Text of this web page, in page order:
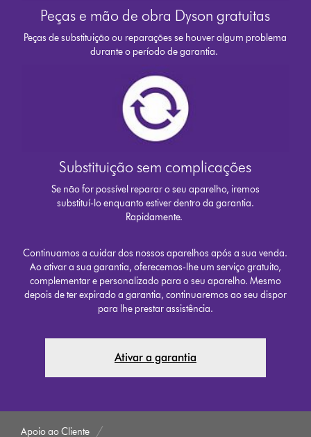
Peças e mão de obra Dyson gratuitas
Peças de substituição ou reparações se houver algum problema
durante o período de garantia.
Substituição sem complicações
Se não for possível reparar o seu aparelho, iremos
substituí-lo enquanto estiver dentro da garantia.
Rapidamente.
Continuamos a cuidar dos nossos aparelhos após a sua venda.
Ao ativar a sua garantia, oferecemos-lhe um serviço gratuito,
complementar e personalizado para o seu aparelho. Mesmo
depois de ter expirado a garantia, continuaremos ao seu dispor
para lhe prestar assistência.
Ativar a garantia
Apoio ao Cliente